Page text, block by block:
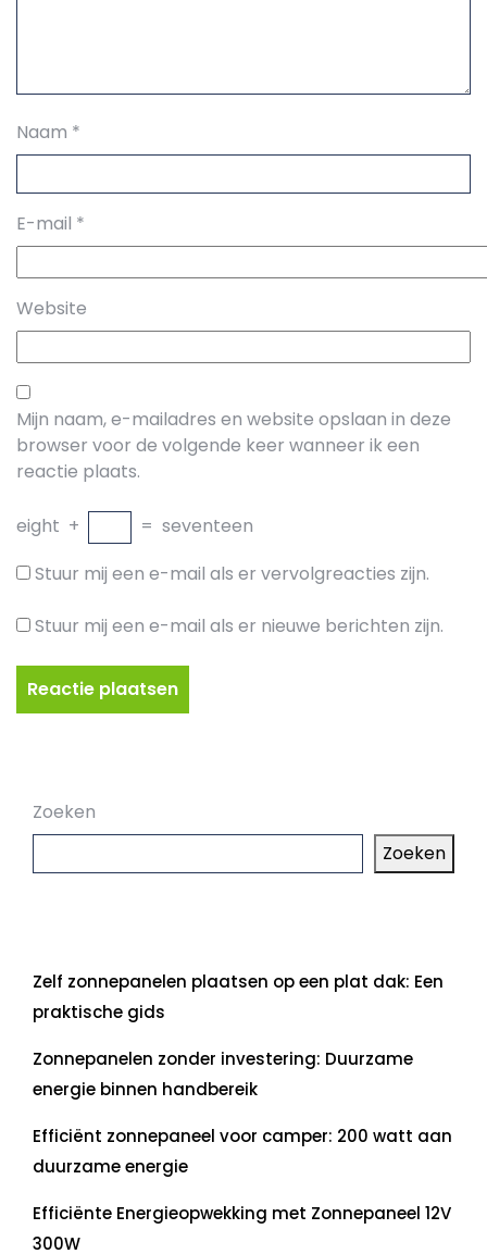
Naam *
E-mail *
Website
Mijn naam, e-mailadres en website opslaan in deze
browser voor de volgende keer wanneer ik een
reactie plaats.
eight + = seventeen
Stuur mij een e-mail als er vervolgreacties zijn.
Stuur mij een e-mail als er nieuwe berichten zijn.
Zoeken
Zoeken
Zelf zonnepanelen plaatsen op een plat dak: Een
praktische gids
Zonnepanelen zonder investering: Duurzame
energie binnen handbereik
Efficiënt zonnepaneel voor camper: 200 watt aan
duurzame energie
Efficiënte Energieopwekking met Zonnepaneel 12V
300W